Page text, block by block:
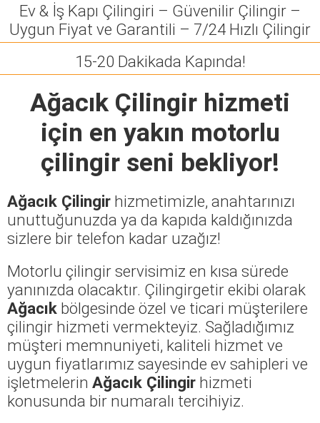
Ev & İş Kapı Çilingiri – Güvenilir Çilingir –
Uygun Fiyat ve Garantili – 7/24 Hızlı Çilingir
15-20 Dakikada Kapında!
Ağacık Çilingir hizmeti
için en yakın motorlu
çilingir seni bekliyor!
Ağacık Çilingir hizmetimizle, anahtarınızı
unuttuğunuzda ya da kapıda kaldığınızda
sizlere bir telefon kadar uzağız!
Motorlu çilingir servisimiz en kısa sürede
yanınızda olacaktır. Çilingirgetir ekibi olarak
Ağacık bölgesinde özel ve ticari müşterilere
çilingir hizmeti vermekteyiz. Sağladığımız
müşteri memnuniyeti, kaliteli hizmet ve
uygun fiyatlarımız sayesinde ev sahipleri ve
işletmelerin Ağacık Çilingir hizmeti
konusunda bir numaralı tercihiyiz.